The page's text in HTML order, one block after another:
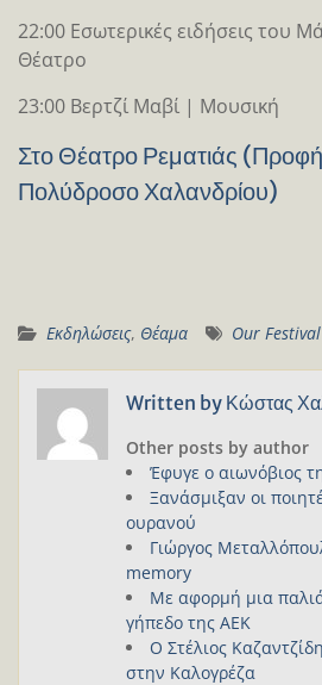
22:00 Εσωτερικές ειδήσεις του
Θέατρο
23:00 Βερτζί Μαβί | Μουσική
Στο Θέατρο Ρεματιάς
Πολύδροσο Χαλανδρίου)
Εκδηλώσεις, Θέαμα Our
Written by Κώστας
Other posts by author
Έφυγε ο αιωνόβιος
Ξανάσμιξαν οι
ουρανού
Γιώργος
memory
Με αφορμή μια
γήπεδο της ΑΕΚ
Ο Στέλιος
στην Καλογρέζα